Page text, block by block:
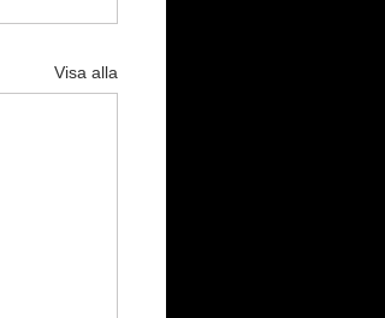
Visa alla